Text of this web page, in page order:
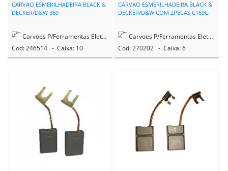
CARVAO ESMERILHADEIRA BLACK &
DECKER/D&W 369
Carvoes P/Ferramentas Eletricas
Cod: 246514 - Caixa: 10
CARVAO ESMERILHADEIRA BLACK &
DECKER/D&W COM 2PECAS C169G
Carvoes P/Ferramentas Eletricas
Cod: 270202 - Caixa: 6